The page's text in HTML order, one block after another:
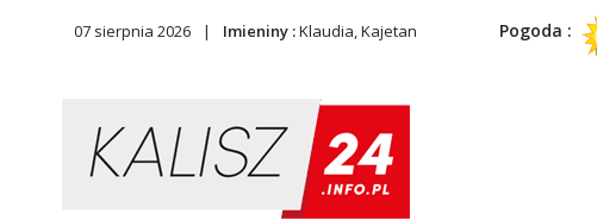
07 sierpnia 2026 Imieniny :Klaudia, Kajetan Pogoda :